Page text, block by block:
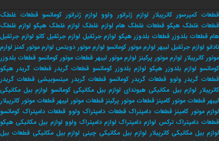
قطعات کمپرسور کاترپیلار لوازم ژنراتور ولوو لوازم ژنراتور کوماتسو قطعات غلطک
قطعات غلطک هپکو قطعات غلطک هام لوازم غلطک لوازم غلطک هپکو لوازم غلطک
هام قطعات بلدوزر قطعات بلدوزر هپکو لوازم جرثقیل لوازم جرثقیل کاتو لوازم جرثقیل
تادانو لوازم جرثقیل لیبهر لوارم موتور کوماتسو لوارم موتور دویتس لوارم موتور کمنز لوارم
موتور کاترپیلار لوارم موتور پرکینز لوارم موتور لیبهر قطعات موتور کوماتسو قطعات بلدوزر
کوماتسو لوازم بلدوزر هپکو لوازم بلدوزر کوماتسو قطعات گریدر قطعات گریدر هپکو
قطعات گریدر ولوو قطعات گریدر کوماتسو قطعات گریدر میتسوبیشی قطعات گریدر
کاترپیلار لوازم بیل مکانیکی هیوندای لوازم بیل مکانیکی کوماتسو لوازم بیل مکانیکی
لیبهرقطعات موتور کامینزقطعات موتور پرکینزقطعات موتور لیبهرقطعات موتور کاترپیلار
لوازم موتور کامینز قطعات دامپتراک قطعات دامپتراک ولوو قطعات دامپتراک کوماتسو
قطعات دامپتراک ترکس لوازم دامپتراک لوازم دامپتراک ولوو لوازم بیل مکانیکی هپکو
لوازم بیل مکانیکی کاترپیلار لوازم بیل مکانیکی چینی لوازم بیل مکانیکی قطعات بیل